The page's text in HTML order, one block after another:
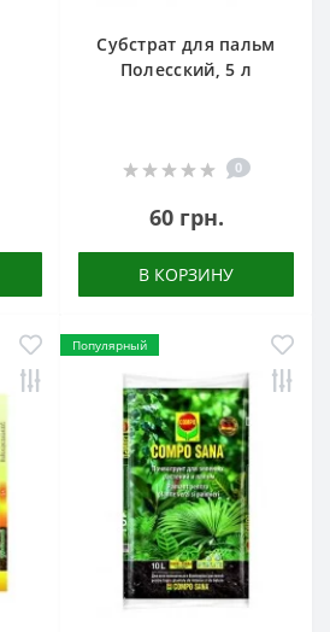
Субстрат для пальм
Полесский, 5 л
0
60 грн.
В КОРЗИНУ
Популярный